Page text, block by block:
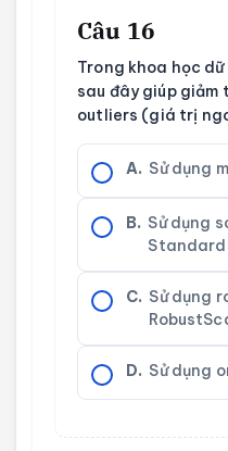
Câu 16
Trong khoa học
sau đây giúp
outliers (giá trị
A. Sử dụng
B. Sử dụng
C. Sử dụng
D. Sử dụng